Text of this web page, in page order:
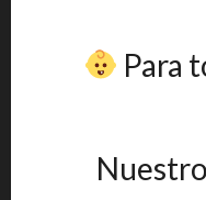
Para